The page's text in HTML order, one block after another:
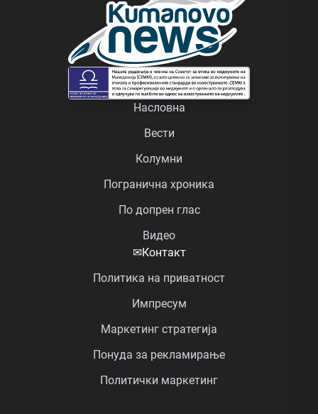
Насловна
Вести
Колумни
Погранична хроника
По допрен глас
Видео
✉Контакт
Политика на приватност
Импресум
Маркетинг стратегија
Понуда за рекламирање
Политички маркетинг